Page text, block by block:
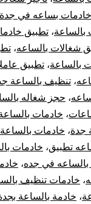
خادمات بساعه في جدة
بالساعة، تطبيق
شغالات بالساعه،
بالساعة، تطبيق
، تنظيف بالساعة
، حجز شغاله
، خادمات
جدة، خادمات
تطبيق، خادمات
في جده،
، خادمات تنظيف
، خادمة بالساعة